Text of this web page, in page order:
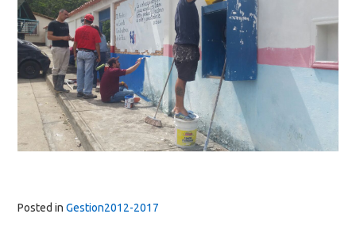
Posted in Gestion2012-2017